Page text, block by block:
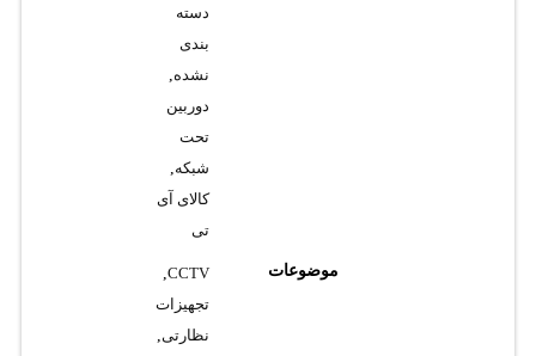
دسته
بندی
نشده,
دوربین
تحت
شبکه,
کالای آی
تی
موضوعات CCTV
,
تجهیزات
نظارتی,